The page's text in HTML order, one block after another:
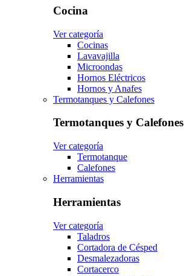
Cocina
Ver categoría
Cocinas
Lavavajilla
Microondas
Hornos Eléctricos
Hornos y Anafes
Termotanques y Calefones
Termotanques y Calefones
Ver categoría
Termotanque
Calefones
Herramientas
Herramientas
Ver categoría
Taladros
Cortadora de Césped
Desmalezadoras
Cortacerco